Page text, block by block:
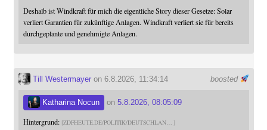
Deshalb ist Windkraft für mich die eigentliche Story dieser Gesetze: Solar
verliert Garantien für zukünftige Anlagen. Windkraft verliert sie für bereits
durchgeplante und genehmigte Anlagen.
boosted
Till Westermayeron 6.8.2026, 11:34:14
Katharina Nocun on 5.8.2026, 08:05:09
Hintergrund: ZDFHEUTE.DE/POLITIK/DEUTSCHLAN